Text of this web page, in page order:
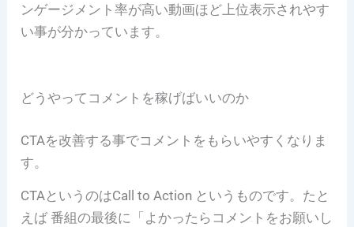
ンゲージメント率が高い動画ほど上位表示されやす
い事が分かっています。
どうやってコメントを稼げばいいのか
CTAを改善する事でコメントをもらいやすくなりま
す。
CTAというのはCall to Action というものです。たと
えば 番組の最後に「よかったらコメントをお願いし